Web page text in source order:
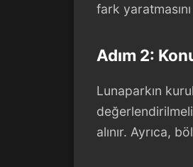
fark
Adım 2:
Lunaparkın
alınır. Ayrıca,